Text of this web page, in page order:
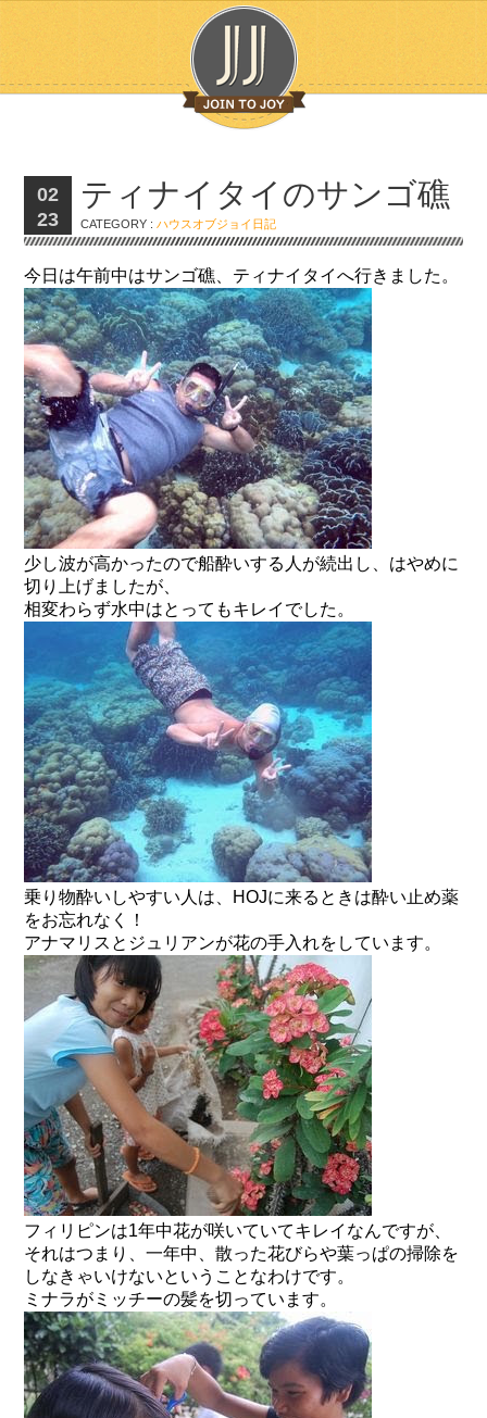
02
23
ティナイタイのサンゴ礁
CATEGORY :ハウスオブジョイ日記
今日は午前中はサンゴ礁、ティナイタイへ行きました。
少し波が高かったので船酔いする人が続出し、はやめに
切り上げましたが、
相変わらず水中はとってもキレイでした。
乗り物酔いしやすい人は、HOJに来るときは酔い止め薬
をお忘れなく！
アナマリスとジュリアンが花の手入れをしています。
フィリピンは1年中花が咲いていてキレイなんですが、
それはつまり、一年中、散った花びらや葉っぱの掃除を
しなきゃいけないということなわけです。
ミナラがミッチーの髪を切っています。